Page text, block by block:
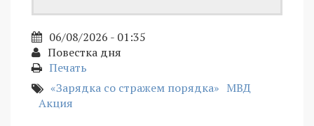
06/08/2026 - 01:35
Повестка дня
Печать
«Зарядка со стражем порядка» МВД
Акция